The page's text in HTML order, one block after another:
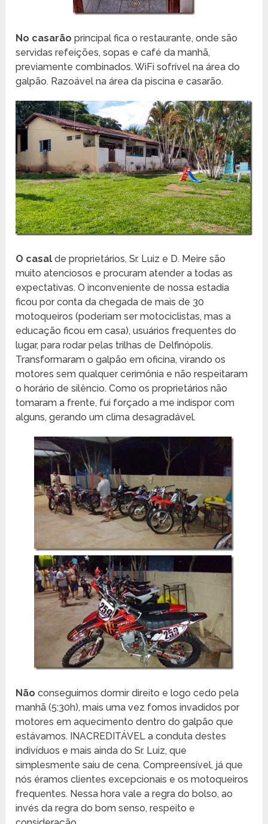
No casarão principal fica o restaurante, onde são
servidas refeições, sopas e café da manhã,
previamente combinados. WiFi sofrível na área do
galpão. Razoável na área da piscina e casarão.
O casal de proprietários, Sr. Luiz e D. Meire são
muito atenciosos e procuram atender a todas as
expectativas. O inconveniente de nossa estadia
ficou por conta da chegada de mais de 30
motoqueiros (poderiam ser motociclistas, mas a
educação ficou em casa), usuários frequentes do
lugar, para rodar pelas trilhas de Delfinópolis.
Transformaram o galpão em oficina, virando os
motores sem qualquer cerimônia e não respeitaram
o horário de silêncio. Como os proprietários não
tomaram a frente, fui forçado a me indispor com
alguns, gerando um clima desagradável.
Não conseguimos dormir direito e logo cedo pela
manhã (5:30h), mais uma vez fomos invadidos por
motores em aquecimento dentro do galpão que
estávamos. INACREDITÁVEL a conduta destes
indivíduos e mais ainda do Sr. Luiz, que
simplesmente saiu de cena. Compreensível, já que
nós éramos clientes excepcionais e os motoqueiros
frequentes. Nessa hora vale a regra do bolso, ao
invés da regra do bom senso, respeito e